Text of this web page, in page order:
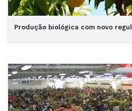
Produção biológica com novo